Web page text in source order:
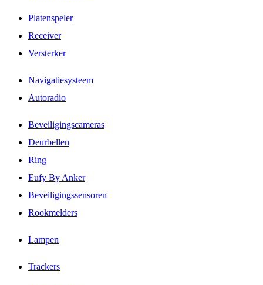
Platenspeler
Receiver
Versterker
Navigatiesysteem
Autoradio
Beveiligingscameras
Deurbellen
Ring
Eufy By Anker
Beveiligingssensoren
Rookmelders
Lampen
Trackers